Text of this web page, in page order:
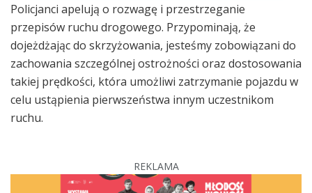
Policjanci apelują o rozwagę i przestrzeganie
przepisów ruchu drogowego. Przypominają, że
dojeżdżając do skrzyżowania, jesteśmy zobowiązani do
zachowania szczególnej ostrożności oraz dostosowania
takiej prędkości, która umożliwi zatrzymanie pojazdu w
celu ustąpienia pierwszeństwa innym uczestnikom
ruchu.
REKLAMA